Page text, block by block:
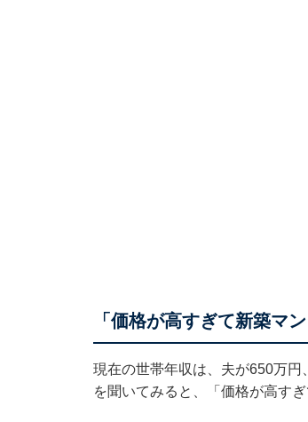
「価格が高すぎて新築マ
現在の世帯年収は、夫が650万
を聞いてみると、「価格が高す